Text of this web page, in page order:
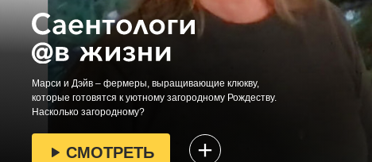
Марси и Дэйв – фермеры, выращивающие клюкву,
которые готовятся к уютному загородному Рождеству.
Насколько загородному?
СМОТРЕТЬ